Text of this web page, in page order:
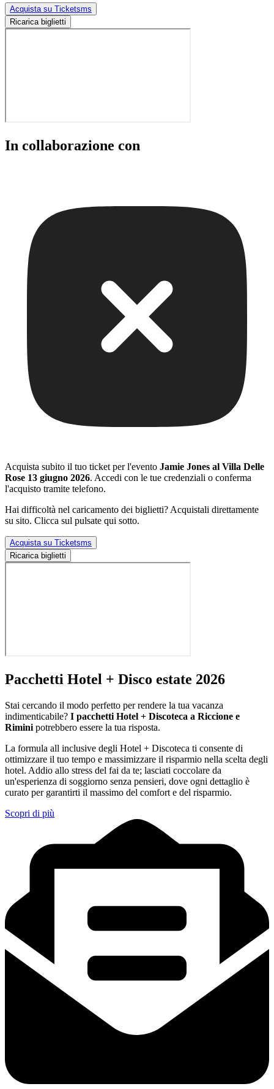
Acquista su Ticketsms
Ricarica biglietti
In collaborazione con
Acquista subito il tuo ticket per l'evento Jamie Jones al Villa Delle
Rose 13 giugno 2026. Accedi con le tue credenziali o conferma
l'acquisto tramite telefono.
Hai difficoltà nel caricamento dei biglietti? Acquistali direttamente
su sito. Clicca sul pulsate qui sotto.
Acquista su Ticketsms
Ricarica biglietti
Pacchetti Hotel + Disco estate 2026
Stai cercando il modo perfetto per rendere la tua vacanza
indimenticabile? I pacchetti Hotel + Discoteca a Riccione e
Rimini potrebbero essere la tua risposta.
La formula all inclusive degli Hotel + Discoteca ti consente di
ottimizzare il tuo tempo e massimizzare il risparmio nella scelta degli
hotel. Addio allo stress del fai da te; lasciati coccolare da
un'esperienza di soggiorno senza pensieri, dove ogni dettaglio è
curato per garantirti il massimo del comfort e del risparmio.
Scopri di più